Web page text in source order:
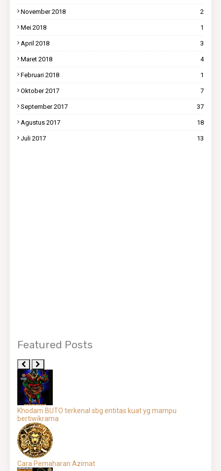
November 2018 2
Mei 2018 1
April 2018 3
Maret 2018 4
Februari 2018 1
Oktober 2017 7
September 2017 37
Agustus 2017 18
Juli 2017 13
Featured Posts
Khodam BUTO terkenal sbg entitas kuat yg mampu
bertiwikrama
Cara Pemaharan Azimat